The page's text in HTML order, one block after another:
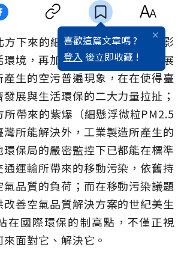
喜歡這篇文章嗎 ?
登入 後立即收藏 !
方下來的細懸浮微粒PM2.5一直影
境，再加上原本國內的工業發展
產生的空污普遍現象，在在使得臺
展與生活環保的二大力量拉扯；
所帶來的紫爆（細懸浮微粒PM2.5
所能解決外，工業製造所產生的
環保局的嚴密監控下已都能在標準
運輸所帶來的移動污染，依舊持
品質的負荷；而在移動污染議題
善空氣品質解決方案的世紀美生
在國際環保的制高點，不僅正視
面對它、解決它。